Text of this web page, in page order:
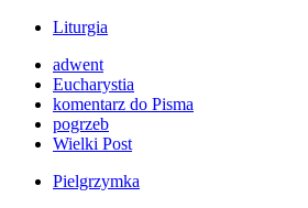
Liturgia
adwent
Eucharystia
komentarz do Pisma
pogrzeb
Wielki Post
Pielgrzymka